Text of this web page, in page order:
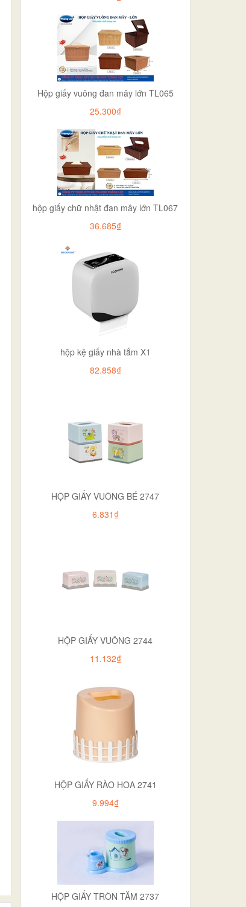
Hộp giấy vuông đan mây lớn TL065
25.300₫
hộp giấy chữ nhật đan mây lớn TL067
36.685₫
hộp kệ giấy nhà tắm X1
82.858₫
HỘP GIẤY VUÔNG BÉ 2747
6.831₫
HỘP GIẤY VUÔNG 2744
11.132₫
HỘP GIẤY RÀO HOA 2741
9.994₫
HỘP GIẤY TRÒN TĂM 2737